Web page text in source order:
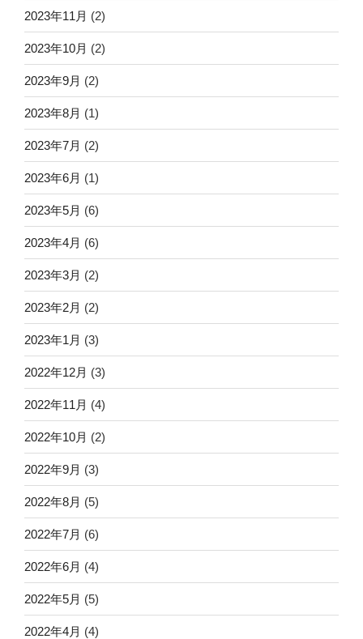
2023年11月 (2)
2023年10月 (2)
2023年9月 (2)
2023年8月 (1)
2023年7月 (2)
2023年6月 (1)
2023年5月 (6)
2023年4月 (6)
2023年3月 (2)
2023年2月 (2)
2023年1月 (3)
2022年12月 (3)
2022年11月 (4)
2022年10月 (2)
2022年9月 (3)
2022年8月 (5)
2022年7月 (6)
2022年6月 (4)
2022年5月 (5)
2022年4月 (4)